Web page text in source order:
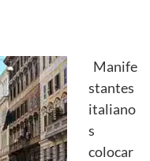
Manife
stantes
italiano
s
colocar